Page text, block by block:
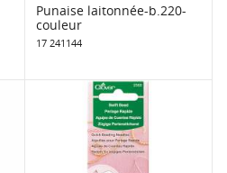
Punaise laitonnée-b.220-
couleur
17 241144